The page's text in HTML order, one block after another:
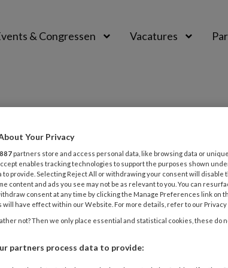
& Congressen Vacatures
NIEUWS GEZONDHEID
telefoon als roken: nooit in
kinderen’
geen mobiele telefoon en laat ze niet voor
Your Privacy
887 partners store and access personal data, like browsing data or
enables tracking technologies to support the purposes shown
to provide. Selecting Reject All or withdrawing your consent will disable
content and ads you see may not be as relevant to you. You can
consent at any time by clicking the Manage Preferences link on
will have effect within our Website. For more details, refer to our Privacy
not? Then we only place essential and statistical cookies, these do
partners process data to provide: